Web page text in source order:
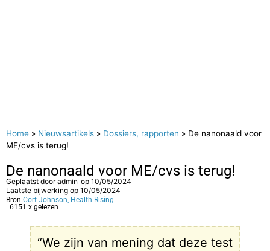
Home » Nieuwsartikels » Dossiers, rapporten » De nanonaald voor
ME/cvs is terug!
De nanonaald voor ME/cvs is terug!
Geplaatst dooradmin op 10/05/2024
Laatste bijwerking op 10/05/2024
Bron:Cort Johnson, Health Rising
| 6151 x gelezen
“We zijn van mening dat deze test